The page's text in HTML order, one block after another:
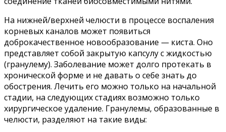
На нижней/верхней челюсти в процессе воспаления
корневых каналов может появиться
доброкачественное новообразование — киста. Оно
представляет собой закрытую капсулу с жидкостью
(гранулему). Заболевание может долго протекать в
хронической форме и не давать о себе знать до
обострения. Лечить его можно только на начальной
стадии, на следующих стадиях возможно только
хирургическое удаление. Гранулемы, образованные в
челюсти, разделяют на такие виды: